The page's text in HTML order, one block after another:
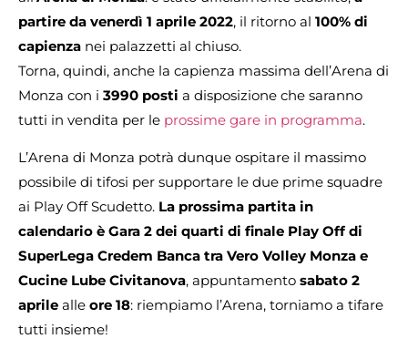
partire da venerdì 1 aprile 2022, il ritorno al 100% di
capienza nei palazzetti al chiuso.
Torna, quindi, anche la capienza massima dell’Arena di
Monza con i 3990 posti a disposizione che saranno
tutti in vendita per le prossime gare in programma.
L’Arena di Monza potrà dunque ospitare il massimo
possibile di tifosi per supportare le due prime squadre
ai Play Off Scudetto. La prossima partita in
calendario è Gara 2 dei quarti di finale Play Off di
SuperLega Credem Banca tra Vero Volley Monza e
Cucine Lube Civitanova, appuntamento sabato 2
aprile alle ore 18: riempiamo l’Arena, torniamo a tifare
tutti insieme!